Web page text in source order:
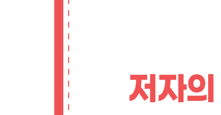
Q 03 영상을 찍고 편집하는 데 시간이 오래 걸려
PART 05 구스마일이 알려주는 유튜브 성공 공식
LESSON 01 유튜브로 돈 버는 다양한 방법을 알고
유튜브 광고로 수익 창출하기
외주 광고로 추가 수익 창출하기
유튜브를 활용한 사업체 고객 유입하기
유튜브 쇼핑 기능 활용하기